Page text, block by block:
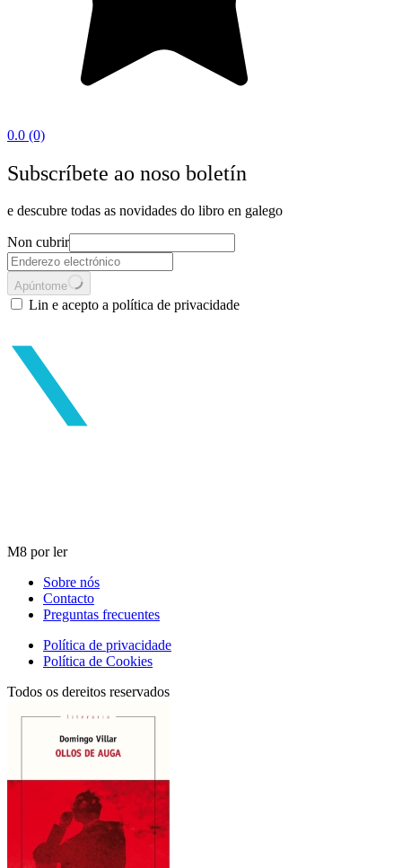
0.0 (0)
Subscríbete ao noso boletín
e descubre todas as novidades do libro en galego
Non cubrir
Apúntome
Lin e acepto a política de privacidade
M8 por ler
Sobre nós
Contacto
Preguntas frecuentes
Política de privacidade
Política de Cookies
Todos os dereitos reservados